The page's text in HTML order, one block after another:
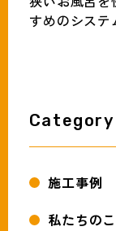
すめのシステ
Category
施工事例
私たちの